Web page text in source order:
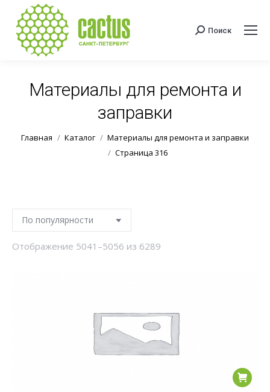
Поиск:
Поиск
Материалы для ремонта и
заправки
Вы здесь:
Главная Каталог
Материалы для ремонта и заправки
Страница 316
Отображение 5041–5056 из 6289